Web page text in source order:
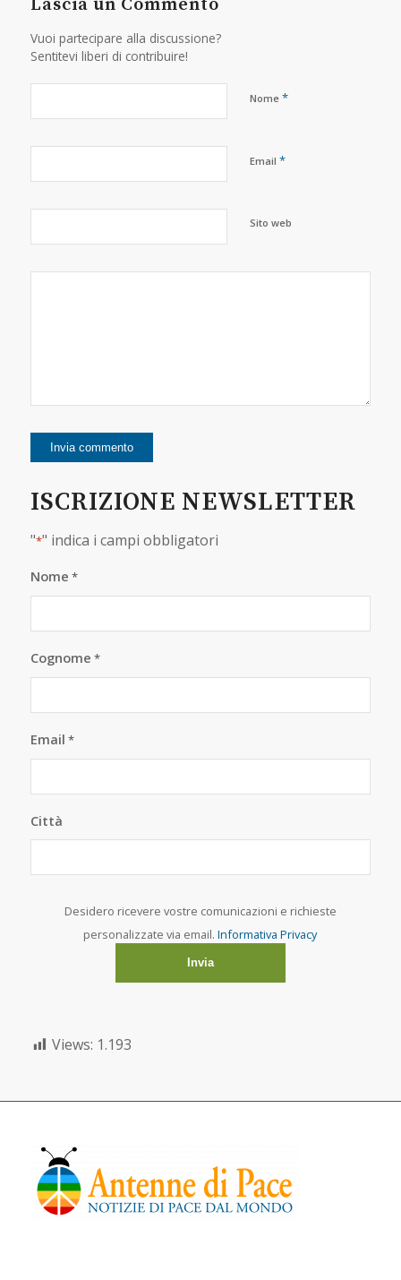
Lascia un Commento
Vuoi partecipare alla discussione?
Sentitevi liberi di contribuire!
Nome *
Email *
Sito web
ISCRIZIONE NEWSLETTER
"*" indica i campi obbligatori
Nome *
Cognome *
Email *
Città
Desidero ricevere vostre comunicazioni e richieste
personalizzate via email.Informativa Privacy
Views: 1.193